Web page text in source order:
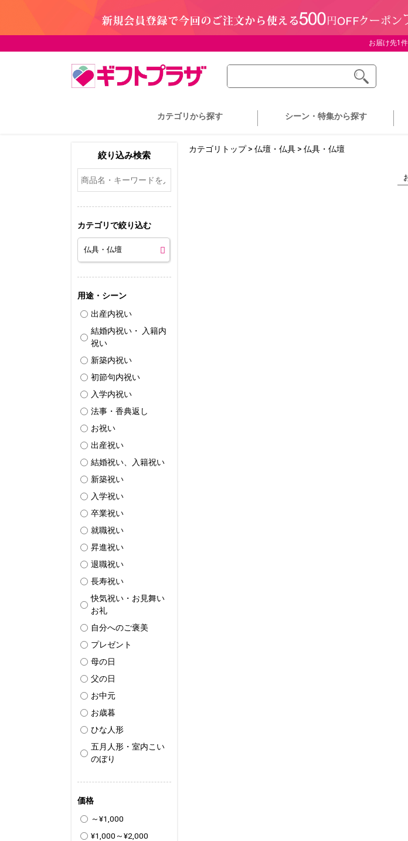
お届け先1
カテゴリから探す シーン・特集から探す
カテゴリトップ> 仏壇・仏具 > 仏具・仏壇
カテゴリで絞り込む
用途・シーン
出産内祝い
結婚内祝い・ 入籍内
祝い
新築内祝い
初節句内祝い
入学内祝い
法事・香典返し
お祝い
出産祝い
結婚祝い、入籍祝い
新築祝い
入学祝い
卒業祝い
就職祝い
昇進祝い
退職祝い
長寿祝い
快気祝い・お見舞い
お礼
自分へのご褒美
プレゼント
母の日
父の日
お中元
お歳暮
ひな人形
五月人形・室内こい
のぼり
価格
～¥1,000
¥1,000～¥2,000